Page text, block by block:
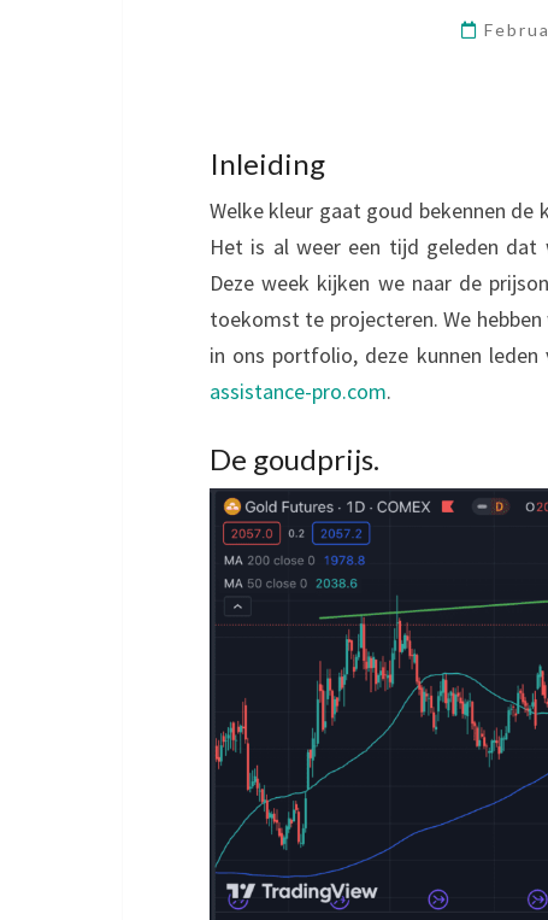
Inleiding
Welke kleur gaat goud bekennen
Het is al weer een tijd geleden dat
Deze week kijken we naar de
toekomst te projecteren. We
in ons portfolio, deze kunnen
assistance-pro.com.
De goudprijs.